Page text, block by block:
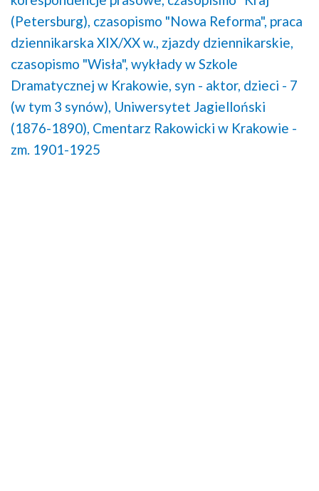
(Petersburg), czasopismo "Nowa Reforma", praca
dziennikarska XIX/XX w., zjazdy dziennikarskie,
czasopismo "Wisła", wykłady w Szkole
Dramatycznej w Krakowie, syn - aktor, dzieci - 7
(w tym 3 synów), Uniwersytet Jagielloński
(1876-1890), Cmentarz Rakowicki w Krakowie -
zm. 1901-1925